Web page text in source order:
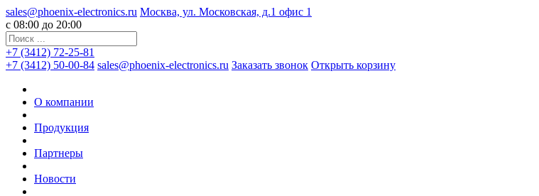
sales@phoenix-electronics.ru Москва, ул. Московская, д.1 офис 1
c 08:00 до 20:00
+7 (3412) 72-25-81
+7 (3412) 50-00-84 sales@phoenix-electronics.ru Заказать звонок Открыть корзину
О компании
Продукция
Партнеры
Новости